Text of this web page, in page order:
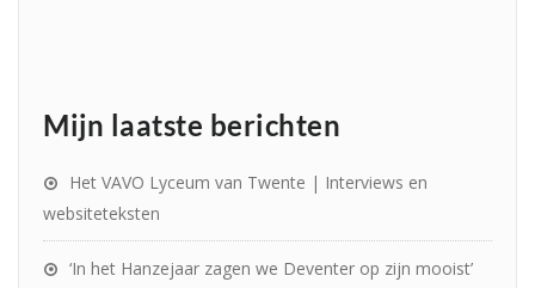
Mijn laatste berichten
Het VAVO Lyceum van Twente | Interviews en
websiteteksten
‘In het Hanzejaar zagen we Deventer op zijn mooist’